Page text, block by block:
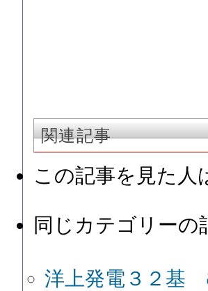
関連記事
この記事を見た人
同じカテゴリーの
洋上発電３２基